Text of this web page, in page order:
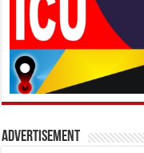
Advertisement